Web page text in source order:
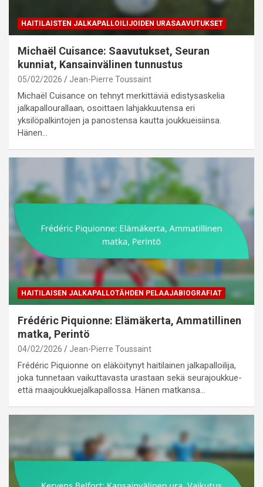
HAITILAISTEN JALKAPALLOILIJOIDEN URASAAVUTUKSET
Michaël Cuisance: Saavutukset, Seuran
kunniat, Kansainvälinen tunnustus
05/02/2026 Jean-Pierre Toussaint
Michaël Cuisance on tehnyt merkittäviä edistysaskelia
jalkapallourallaan, osoittaen lahjakkuutensa eri
yksilöpalkintojen ja panostensa kautta joukkueisiinsa.
Hänen…
HAITILAISEN JALKAPALLOTÄHDEN PELAAJABIOGRAFIAT
Frédéric Piquionne: Elämäkerta, Ammatillinen
matka, Perintö
04/02/2026 Jean-Pierre Toussaint
Frédéric Piquionne on eläköitynyt haitilainen jalkapalloilija,
joka tunnetaan vaikuttavasta urastaan sekä seurajoukkue-
että maajoukkuejalkapallossa. Hänen matkansa…